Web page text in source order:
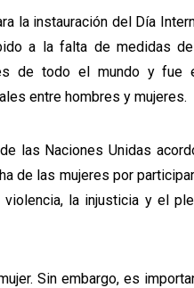
la instauración del Día
a la falta de medidas
de todo el mundo y fue
entre hombres y mujeres.
las Naciones Unidas
de las mujeres por
la injusticia y el
Sin embargo, es